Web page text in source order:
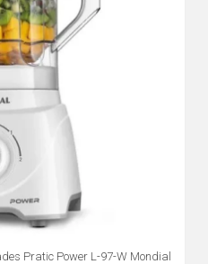
Pratic Power L-97-W Mondial